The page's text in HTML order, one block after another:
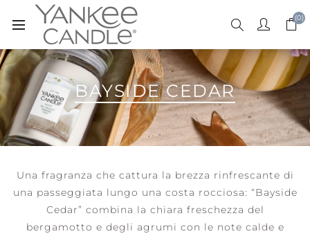
(0)
BAYSIDE CEDAR
Una fragranza che cattura la brezza rinfrescante di
una passeggiata lungo una costa rocciosa: “Bayside
Cedar” combina la chiara freschezza del
bergamotto e degli agrumi con le note calde e